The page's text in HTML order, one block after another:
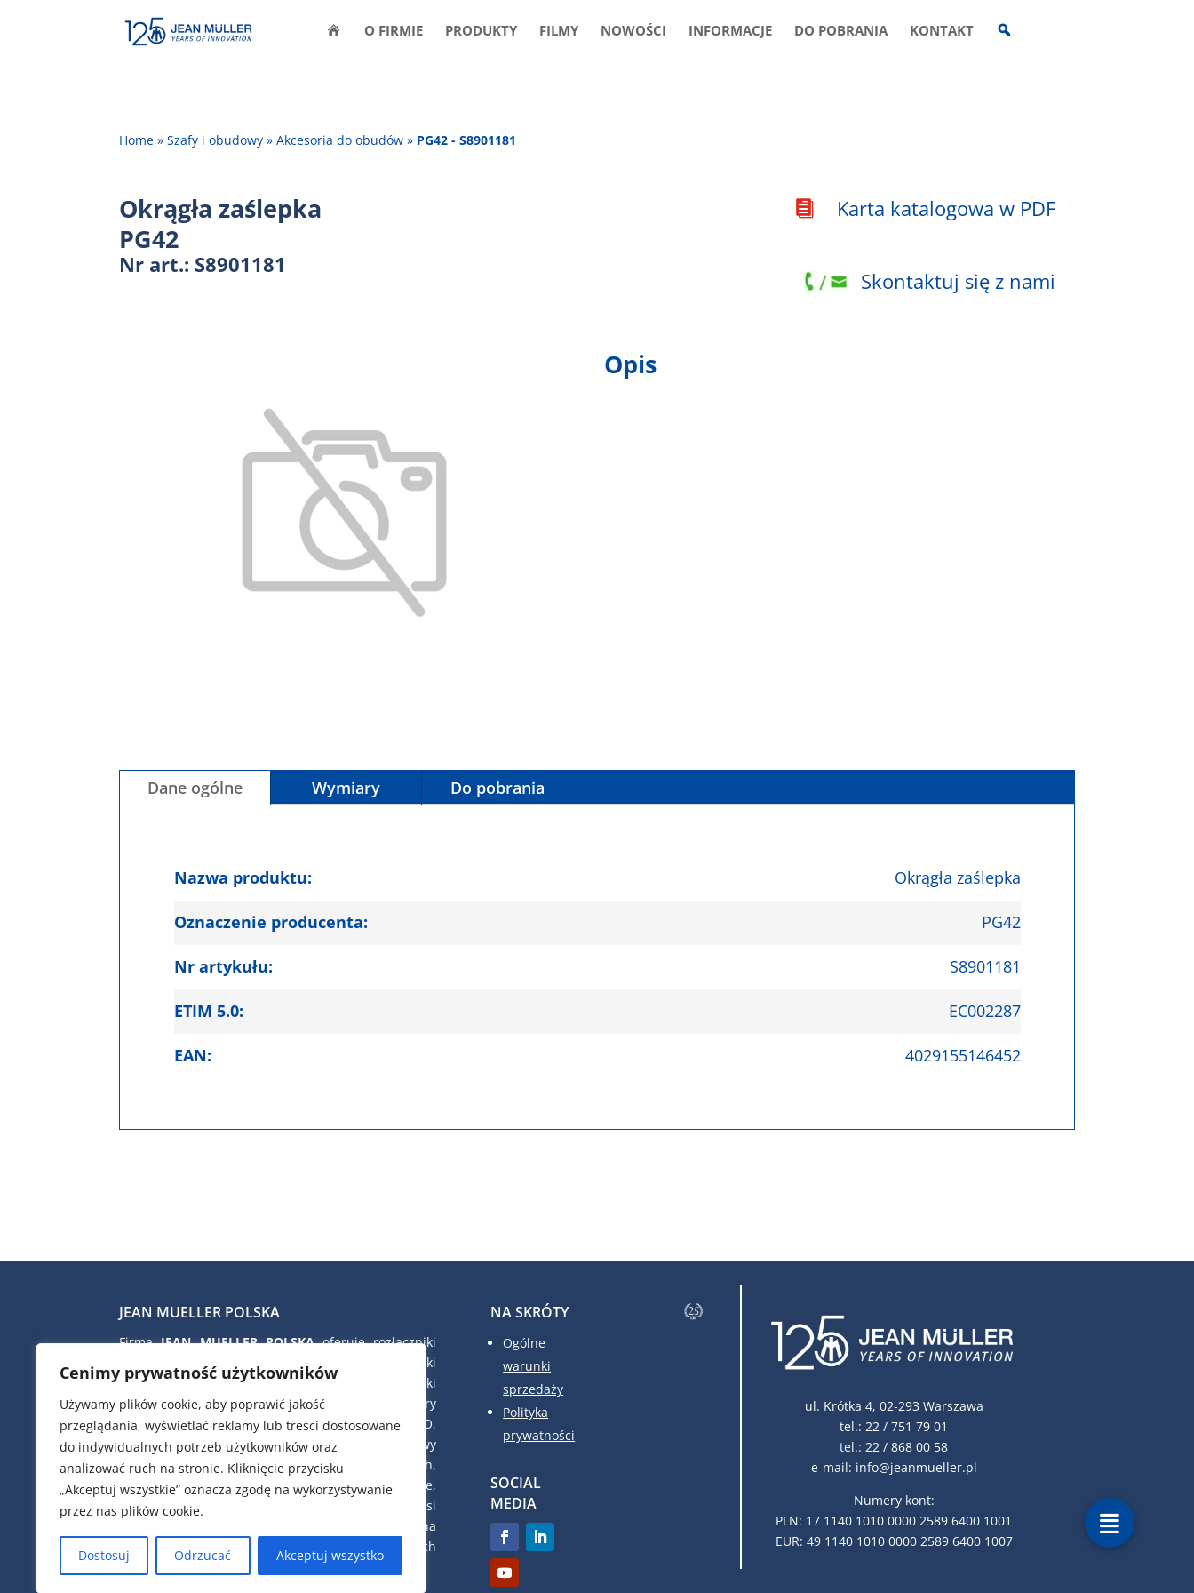
Cenimy prywatność użytkowników
Używamy plików cookie, aby poprawić jakość
przeglądania, wyświetlać reklamy lub treści dostosowane
do indywidualnych potrzeb użytkowników oraz
analizować ruch na stronie. Kliknięcie przycisku
„Akceptuj wszystkie” oznacza zgodę na wykorzystywanie
przez nas plików cookie.
Dostosuj Odrzucać Akceptuj wszystko
O FIRMIE PRODUKTY FILMY NOWOŚCI INFORMACJE DO POBRANIA KONTAKT
Home »Szafy i obudowy »Akcesoria do obudów » PG42 - S8901181
Okrągła zaślepka
PG42
Nr art.: S8901181
 Karta katalogowa w PDF
Skontaktuj się z nami
Opis
Dane ogólne Wymiary Do pobrania
Nazwa produktu: Okrągła zaślepka
Oznaczenie producenta: PG42
Nr artykułu: S8901181
ETIM 5.0: EC002287
EAN: 4029155146452
JEAN MUELLER POLSKA
FirmaJEAN MUELLER POLSKAoferuje rozłączniki
bezpiecznikowe skrzynkowe i listwowe, rozłączniki
izolacyjne, wkładki topikowe nn i SN, ograniczniki
przepięć nn firmy CITEL, kondensatory
kompensacyjne i dławiki filtrujące firmy FRAKO,
zaciski przyłączeniowe i TRAFO, obudowy
poliestrowe do złącz kablowych i pomiarowych,
aparaty modułowe, przekładniki prądowe,
analizatory parametrów sieci elektrycznej, etc. Nasi
pracownicy pomagają w doborze urządzeń na
podstawie dostarczonych schematów elektrycznych
lub wymagań naszych klientów.
NA SKRÓTY
Ogólne
warunki
sprzedaży
Polityka
prywatności
SOCIAL
MEDIA
ul. Krótka 4, 02-293 Warszawa
tel.:22 / 751 79 01
tel.:22 / 868 00 58
e-mail: info@jeanmueller.pl
Numery kont:
PLN: 17 1140 1010 0000 2589 6400 1001
EUR: 49 1140 1010 0000 2589 6400 1007